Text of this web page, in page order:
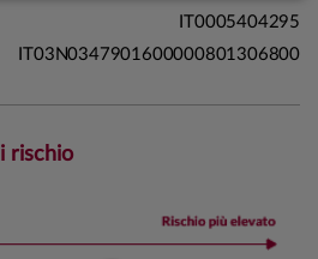
IT0005404295
IT03N0347901600000801306800
rischio